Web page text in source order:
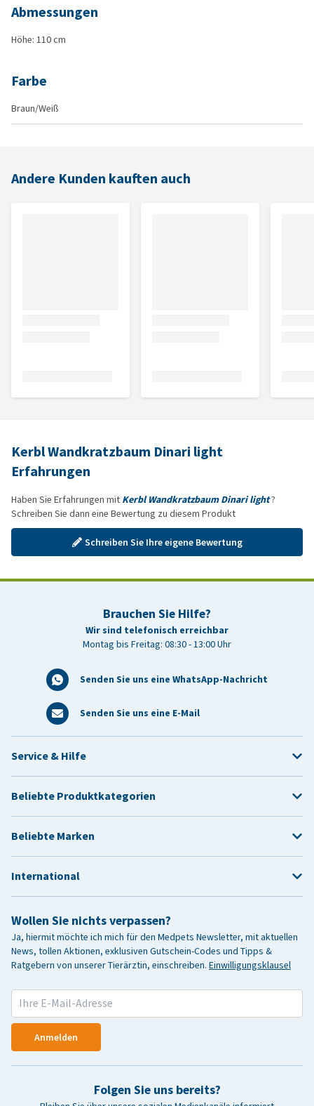
Abmessungen
Höhe: 110 cm
Farbe
Braun/Weiß
Andere Kunden kauften auch
Kerbl Wandkratzbaum Dinari light
Erfahrungen
Haben Sie Erfahrungen mit Kerbl Wandkratzbaum Dinari light?
Schreiben Sie dann eine Bewertung zu diesem Produkt
Schreiben Sie Ihre eigene Bewertung
Brauchen Sie Hilfe?
Wir sind telefonisch erreichbar
Montag bis Freitag: 08:30 - 13:00 Uhr
Senden Sie uns eine WhatsApp-Nachricht
Senden Sie uns eine E-Mail
Wollen Sie nichts verpassen?
Ja, hiermit möchte ich mich für den Medpets Newsletter, mit aktuellen
News, tollen Aktionen, exklusiven Gutschein-Codes und Tipps &
Ratgebern von unserer Tierärztin, einschreiben. Einwilligungsklausel
Anmelden
Folgen Sie uns bereits?
Service & Hilfe
Beliebte Produktkategorien
Beliebte Marken
International